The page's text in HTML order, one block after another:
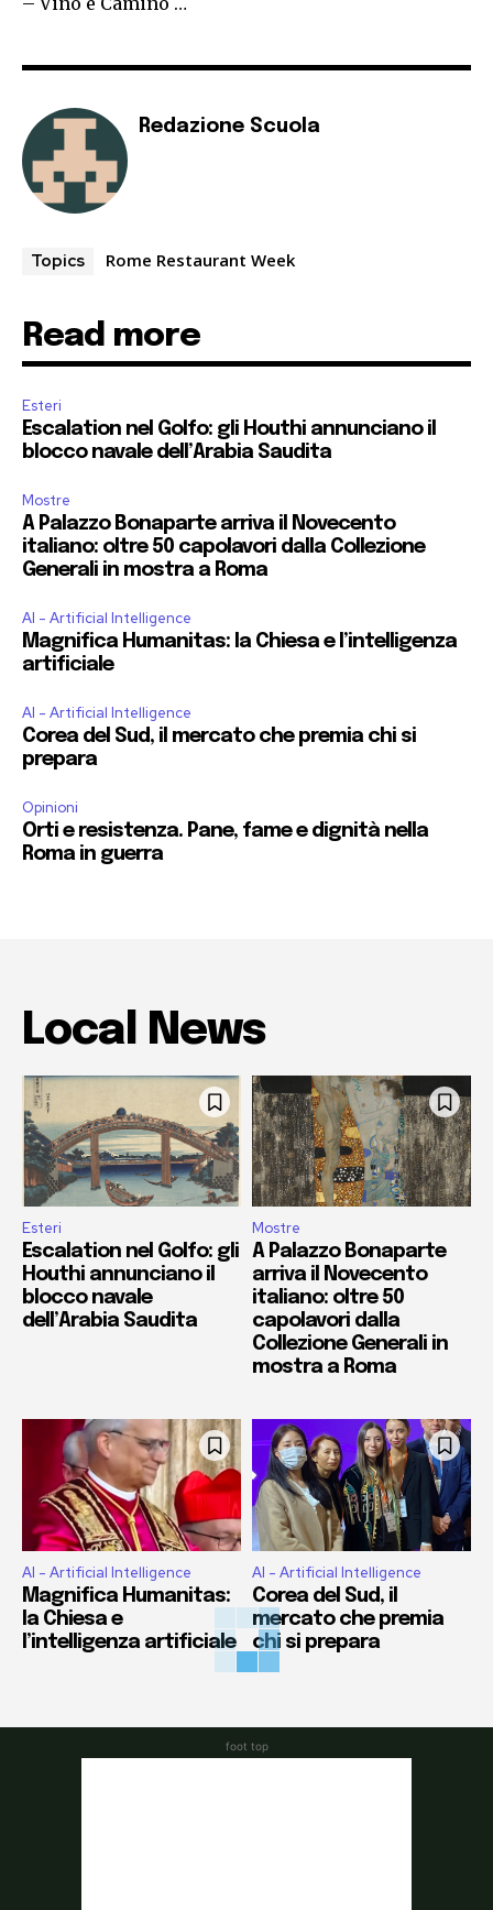
Redazione Scuola
Topics Rome Restaurant Week
Read more
Esteri
Escalation nel Golfo: gli Houthi annunciano il
blocco navale dell’Arabia Saudita
Mostre
A Palazzo Bonaparte arriva il Novecento
italiano: oltre 50 capolavori dalla Collezione
Generali in mostra a Roma
AI - Artificial Intelligence
Magnifica Humanitas: la Chiesa e l’intelligenza
artificiale
AI - Artificial Intelligence
Corea del Sud, il mercato che premia chi si
prepara
Opinioni
Orti e resistenza. Pane, fame e dignità nella
Roma in guerra
Local News
Esteri
Escalation nel Golfo: gli
Houthi annunciano il
blocco navale
dell’Arabia Saudita
Mostre
A Palazzo Bonaparte
arriva il Novecento
italiano: oltre 50
capolavori dalla
Collezione Generali in
mostra a Roma
AI - Artificial Intelligence
Magnifica Humanitas:
la Chiesa e
l’intelligenza artificiale
AI - Artificial Intelligence
Corea del Sud, il
mercato che premia
chi si prepara
foot top